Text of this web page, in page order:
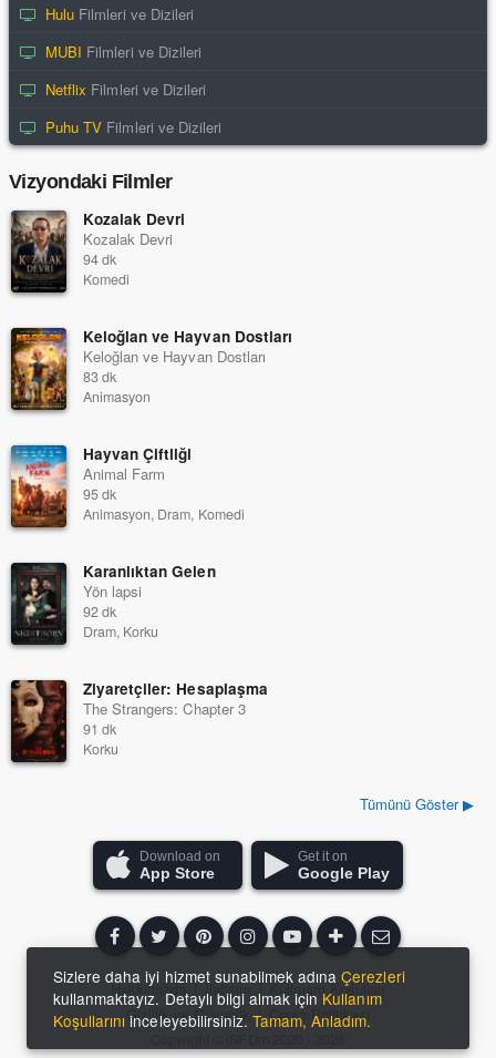
Hulu Filmleri ve Dizileri
MUBI Filmleri ve Dizileri
Netflix Filmleri ve Dizileri
Puhu TV Filmleri ve Dizileri
Vizyondaki Filmler
Kozalak Devri
Kozalak Devri
94 dk
Komedi
Keloğlan ve Hayvan Dostları
Keloğlan ve Hayvan Dostları
83 dk
Animasyon
Hayvan Çiftliği
Animal Farm
95 dk
Animasyon, Dram, Komedi
Karanlıktan Gelen
Yön lapsi
92 dk
Dram, Korku
Ziyaretçiler: Hesaplaşma
The Strangers: Chapter 3
91 dk
Korku
Tümünü Göster ▶
Download on
App Store
Get it on
Google Play
Hakkımızda | İletişim | Kullanım Koşulları
Gizlilik ve Güvenlik
| Çerez Politikası
Sizlere daha iyi hizmet sunabilmek adınaÇerezleri
kullanmaktayız. Detaylı bilgi almak için Kullanım
Koşullarını inceleyebilirsiniz.Tamam, Anladım.